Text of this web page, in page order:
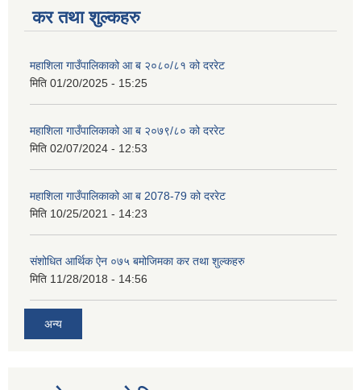
कर तथा शुल्कहरु
महाशिला गाउँपालिकाको आ ब २०८०/८१ को दररेट
मिति 01/20/2025 - 15:25
महाशिला गाउँपालिकाको आ ब २०७९/८० को दररेट
मिति 02/07/2024 - 12:53
महाशिला गाउँपालिकाको आ ब 2078-79 को दररेट
मिति 10/25/2021 - 14:23
संशोधित आर्थिक ऐन ०७५ बमोजिमका कर तथा शुल्कहरु
मिति 11/28/2018 - 14:56
अन्य